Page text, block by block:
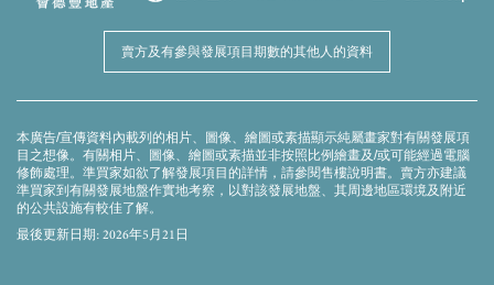
賣方及有參與發展項目期數的其他人的資料
本廣告/宣傳資料內載列的相片、圖像、繪圖或素描顯示純屬畫家對有關發展項
目之想像。有關相片、圖像、繪圖或素描並非按照比例繪畫及/或可能經過電腦
修飾處理。準買家如欲了解發展項目的詳情，請參閱售樓說明書。賣方亦建議
準買家到有關發展地盤作實地考察，以對該發展地盤、其周邊地區環境及附近
的公共設施有較佳了解。
最後更新日期: 2026年5月21日